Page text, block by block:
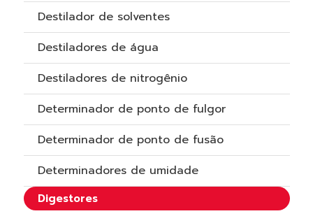
Destilador de solventes
Destiladores de água
Destiladores de nitrogênio
Determinador de ponto de fulgor
Determinador de ponto de fusão
Determinadores de umidade
Digestores